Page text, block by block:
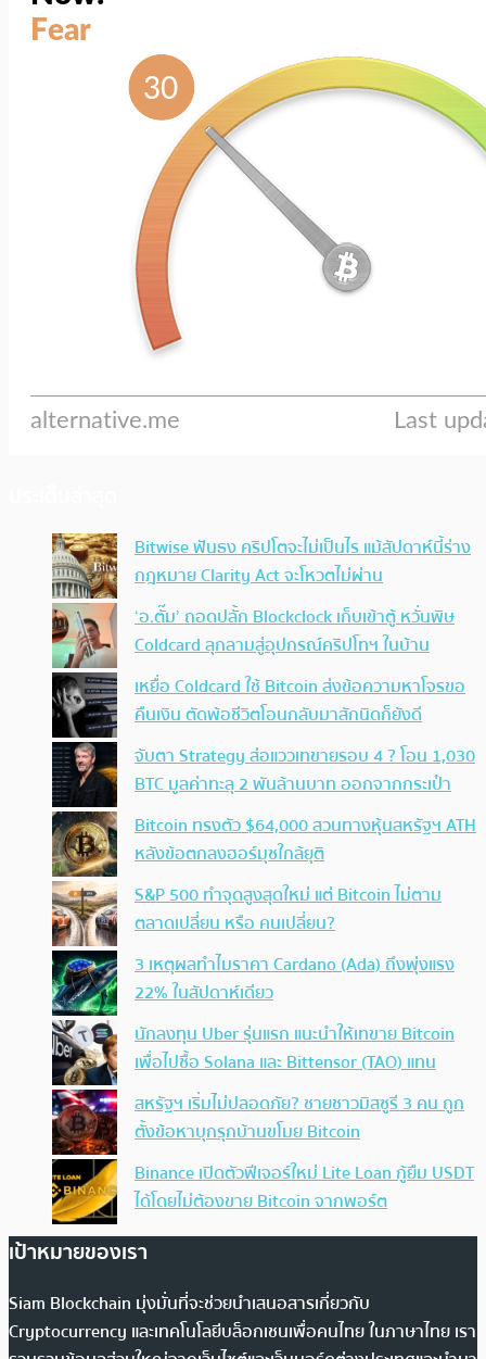
Bitwise ฟันธง คริปโตจะไม่เป็นไร แม้สัปดาห์นี้ร่าง
กฎหมาย Clarity Act จะโหวตไม่ผ่าน
‘อ.ตั๊ม’ ถอดปลั้ก Blockclock เก็บเข้าตู้ หวั่นพิษ
Coldcard ลุกลามสู่อุปกรณ์คริปโทฯ ในบ้าน
เหยื่อ Coldcard ใช้ Bitcoin ส่งข้อความหาโจรขอ
คืนเงิน ตัดพ้อชีวิตโอนกลับมาสักนิดก็ยังดี
จับตา Strategy ส่อแววเทขายรอบ 4 ? โอน 1,030
BTC มูลค่าทะลุ 2 พันล้านบาท ออกจากกระเป๋า
Bitcoin ทรงตัว $64,000 สวนทางหุ้นสหรัฐฯ ATH
หลังข้อตกลงฮอร์มุซใกล้ยุติ
S&P 500 ทำจุดสูงสุดใหม่ แต่ Bitcoin ไม่ตาม
ตลาดเปลี่ยน หรือ คนเปลี่ยน?
3 เหตุผลทำไมราคา Cardano (Ada) ถึงพุ่งแรง
22% ในสัปดาห์เดียว
นักลงทุน Uber รุ่นแรก แนะนำให้เทขาย Bitcoin
เพื่อไปซื้อ Solana และ Bittensor (TAO) แทน
สหรัฐฯ เริ่มไม่ปลอดภัย? ชายชาวมิสซูรี 3 คน ถูก
ตั้งข้อหาบุกรุกบ้านขโมย Bitcoin
Binance เปิดตัวฟีเจอร์ใหม่ Lite Loan กู้ยืม USDT
ได้โดยไม่ต้องขาย Bitcoin จากพอร์ต
เป้าหมายของเรา
Siam Blockchain มุ่งมั่นที่จะช่วยนำเสนอสารเกี่ยวกับ
Cryptocurrency และเทคโนโลยีบล็อกเชนเพื่อคนไทย ในภาษาไทย เรา